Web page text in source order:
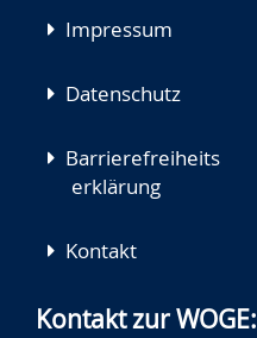
Impressum
Datenschutz
Barrierefreiheits
erklärung
Kontakt
Kontakt zur WOGE: